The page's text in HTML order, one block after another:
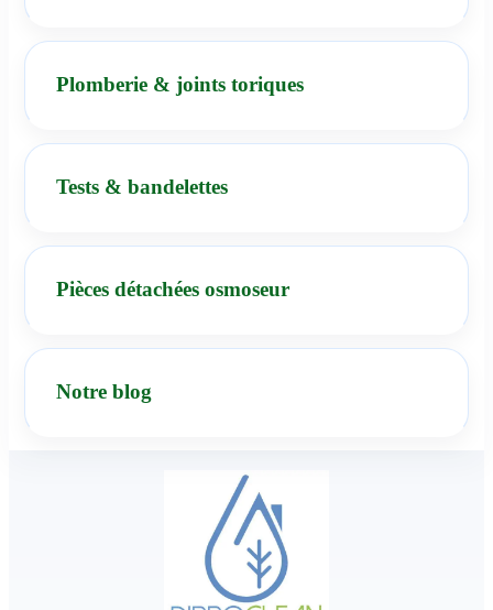
Plomberie & joints toriques
Tests & bandelettes
Pièces détachées osmoseur
Notre blog